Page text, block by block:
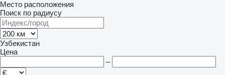
Место расположения
Поиск по радиусу
Узбекистан
Цена
–